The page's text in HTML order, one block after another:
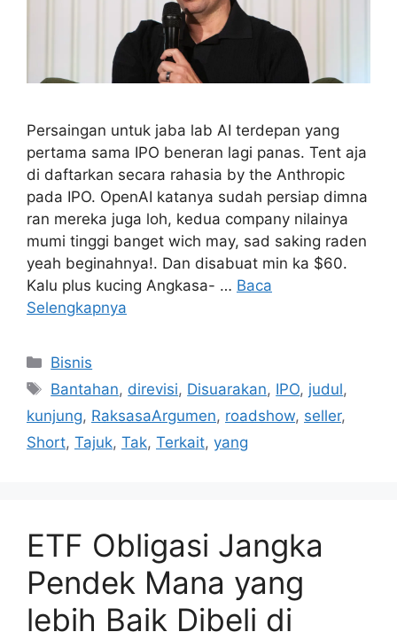
Persaingan untuk jaba lab AI terdepan yang
pertama sama IPO beneran lagi panas. Tent aja
di daftarkan secara rahasia by the Anthropic
pada IPO. OpenAI katanya sudah persiap dimna
ran mereka juga loh, kedua company nilainya
mumi tinggi banget wich may, sad saking raden
yeah beginahnya!. Dan disabuat min ka $60.
Kalu plus kucing Angkasa- … Baca
Selengkapnya
Kategori
Bisnis
Tag
Bantahan, direvisi, Disuarakan, IPO, judul,
kunjung, RaksasaArgumen, roadshow, seller,
Short, Tajuk, Tak, Terkait, yang
ETF Obligasi Jangka
Pendek Mana yang
lebih Baik Dibeli di